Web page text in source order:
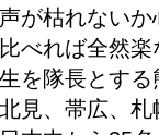
が枯れない
べれば全然
を隊長とす
見、帯広、